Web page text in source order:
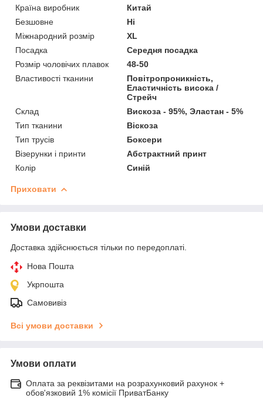
Країна виробник
Китай
Безшовне
Ні
Міжнародний розмір
XL
Посадка
Середня посадка
Розмір чоловічих плавок
48-50
Властивості тканини
Повітропроникність,
Еластичність висока /
Стрейч
Склад
Вискоза - 95%, Эластан - 5%
Тип тканини
Віскоза
Тип трусів
Боксери
Візерунки і принти
Абстрактний принт
Колір
Синій
Приховати
Умови доставки
Доставка здійснюється тільки по передоплаті.
Нова Пошта
Укрпошта
Самовивіз
Всі умови доставки
Умови оплати
Оплата за реквізитами на розрахунковий рахунок +
обов'язковий 1% комісії ПриватБанку